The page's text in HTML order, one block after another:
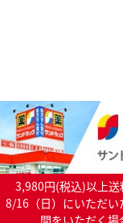
3,980円(税込)以上
8/16（日）にいただ
間をいただく場